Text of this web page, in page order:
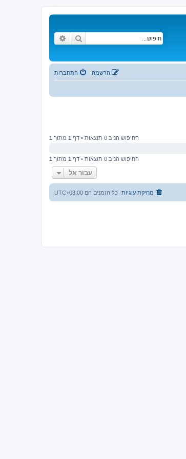
חיפוש
התחברות הרשמה
החיפוש הניב 0 תוצאות • דף 1 מתוך 1
החיפוש הניב 0 תוצאות • דף 1 מתוך 1
עבור אל
כל הזמנים הם UTC+03:00 מחיקת עוגיות